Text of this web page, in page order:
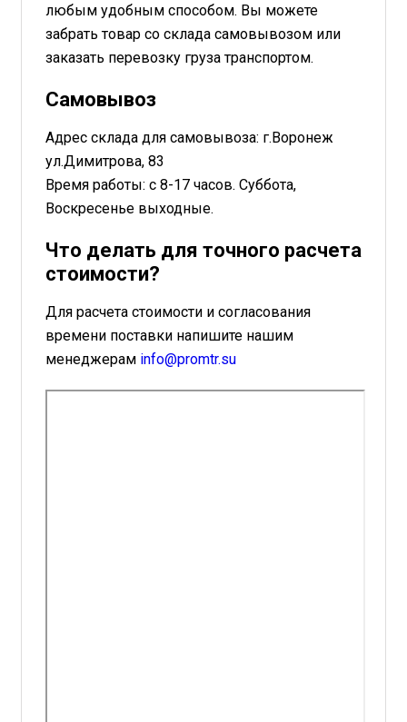
любым удобным способом. Вы можете
забрать товар со склада самовывозом или
заказать перевозку груза транспортом.
Самовывоз
Адрес склада для самовывоза: г.Воронеж
ул.Димитрова, 83
Время работы: с 8-17 часов. Суббота,
Воскресенье выходные.
Что делать для точного расчета
стоимости?
Для расчета стоимости и согласования
времени поставки напишите нашим
менеджерам info@promtr.su